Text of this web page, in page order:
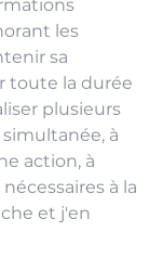
les
sa
toute la durée
plusieurs
à
action, à
à la
et j'en